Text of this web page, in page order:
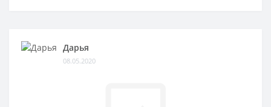
Дарья
08.05.2020